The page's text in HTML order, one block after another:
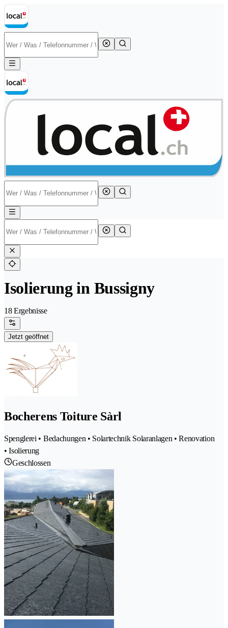
Isolierung in Bussigny
18 Ergebnisse
Jetzt geöffnet
Bocherens Toiture Sàrl
Spenglerei • Bedachungen • Solartechnik Solaranlagen • Renovation
• Isolierung
Geschlossen